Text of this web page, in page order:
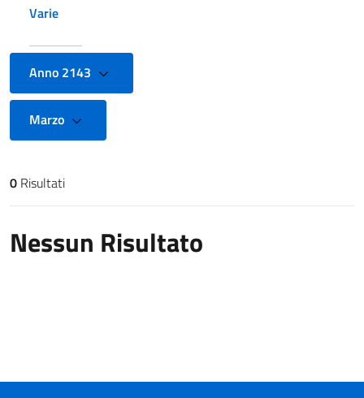
Varie
Anno 2143
Marzo
Risultati di ricerca
0 Risultati
Nessun Risultato